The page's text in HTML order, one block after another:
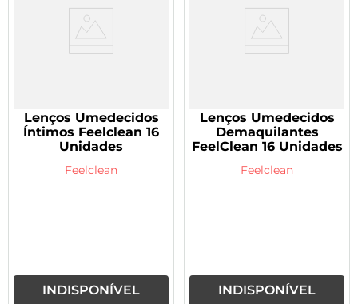
Lenços Umedecidos
Íntimos Feelclean 16
Unidades
Feelclean
INDISPONÍVEL
Lenços Umedecidos
Demaquilantes
FeelClean 16 Unidades
Feelclean
INDISPONÍVEL